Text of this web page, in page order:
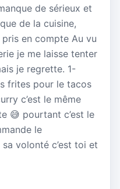
de sérieux et
de la cuisine,
pris en compte Au vu
je me laisse tenter
je regrette. 1-
frites pour le tacos
c’est le même
😅 pourtant c’est le
le
volonté c’est toi et